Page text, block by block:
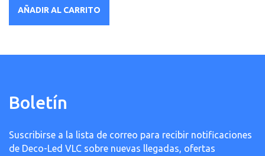
AÑADIR AL CARRITO
Boletín
Suscribirse a la lista de correo para recibir notificaciones
de Deco-Led VLC sobre nuevas llegadas, ofertas